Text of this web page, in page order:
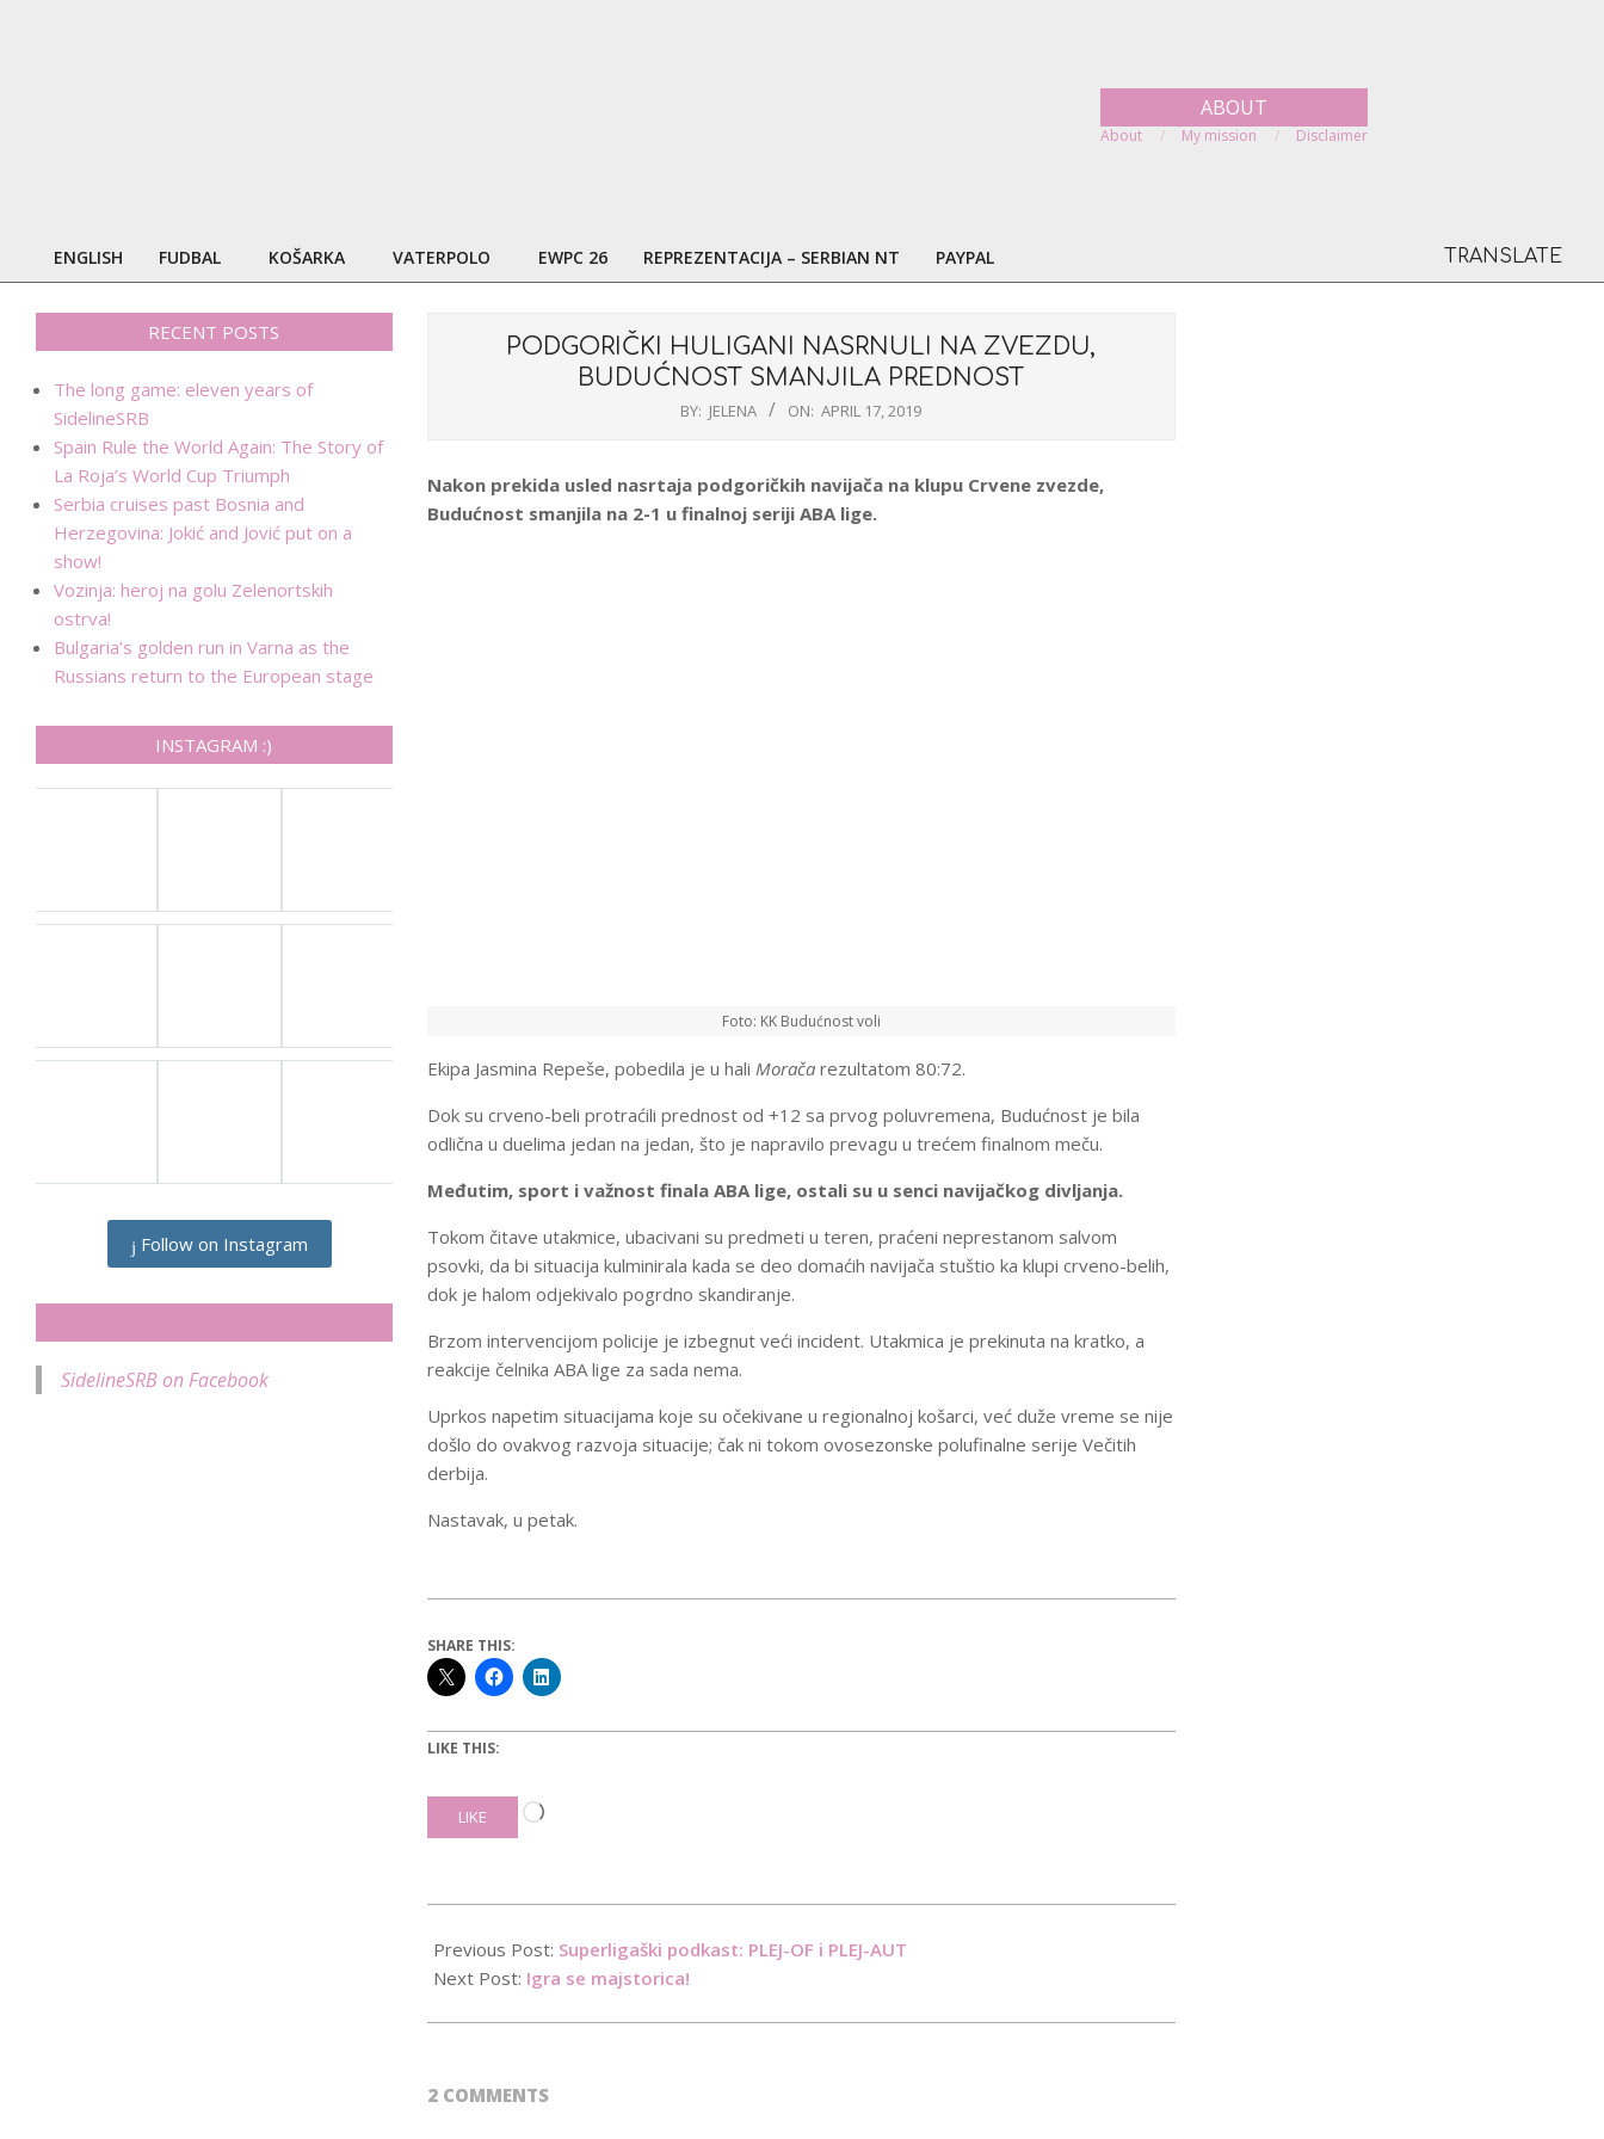
ABOUT
About My mission Disclaimer
Primary
ENGLISH FUDBAL KOŠARKA VATERPOLO EWPC 26 REPREZENTACIJA – SERBIAN NT PAYPAL TRANSLATE
PODGORIČKI HULIGANI NASRNULI NA ZVEZDU,
BUDUĆNOST SMANJILA PREDNOST
BY: JELENA ON: APRIL 17, 2019
Nakon prekida usled nasrtaja podgoričkih navijača na klupu Crvene zvezde,
Budućnost smanjila na 2-1 u finalnoj seriji ABA lige.
Foto: KK Budućnost voli
Ekipa Jasmina Repeše, pobedila je u hali Morača rezultatom 80:72.
Dok su crveno-beli protraćili prednost od +12 sa prvog poluvremena, Budućnost je bila
odlična u duelima jedan na jedan, što je napravilo prevagu u trećem finalnom meču.
Međutim, sport i važnost finala ABA lige, ostali su u senci navijačkog divljanja.
Tokom čitave utakmice, ubacivani su predmeti u teren, praćeni neprestanom salvom
psovki, da bi situacija kulminirala kada se deo domaćih navijača stuštio ka klupi crveno-belih,
dok je halom odjekivalo pogrdno skandiranje.
Brzom intervencijom policije je izbegnut veći incident. Utakmica je prekinuta na kratko, a
reakcije čelnika ABA lige za sada nema.
Uprkos napetim situacijama koje su očekivane u regionalnoj košarci, već duže vreme se nije
došlo do ovakvog razvoja situacije; čak ni tokom ovosezonske polufinalne serije Večitih
derbija.
Nastavak, u petak.
SHARE THIS:
LIKE THIS:
LIKE
Loading…
04-
17
Previous Post: Superligaški podkast: PLEJ-OF i PLEJ-AUT
Next Post: Igra se majstorica!
2 COMMENTS
RECENT POSTS
The long game: eleven years of
SidelineSRB
Spain Rule the World Again: The Story of
La Roja’s World Cup Triumph
Serbia cruises past Bosnia and
Herzegovina: Jokić and Jović put on a
show!
Vozinja: heroj na golu Zelenortskih
ostrva!
Bulgaria’s golden run in Varna as the
Russians return to the European stage
INSTAGRAM :)
Follow on Instagram
SidelineSRB on Facebook